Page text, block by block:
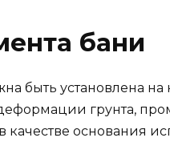
бани
быть установлена
грунта,
основания